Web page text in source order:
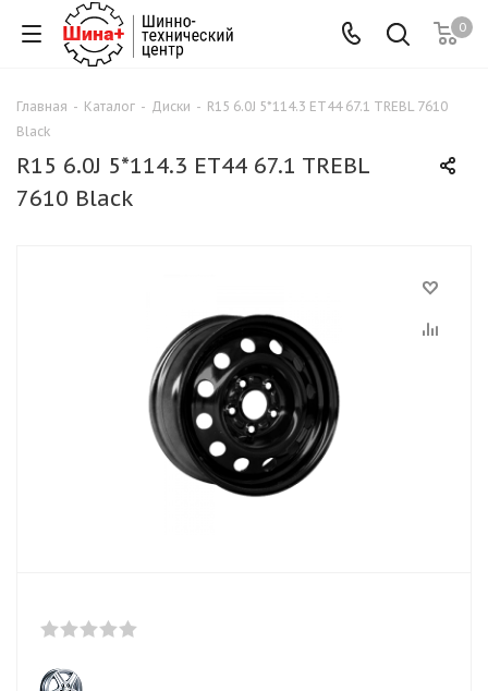
0
Главная - Каталог - Диски - R15 6.0J 5*114.3 ET44 67.1 TREBL 7610
Black
R15 6.0J 5*114.3 ET44 67.1 TREBL
7610 Black